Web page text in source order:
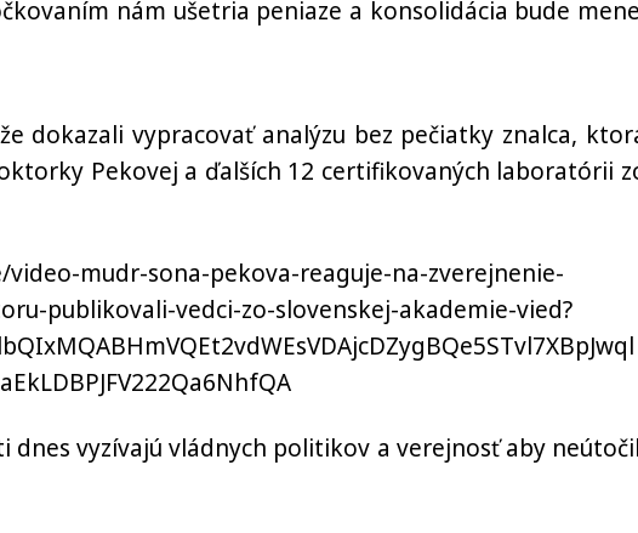
nám ušetria peniaze a konsolidácia bude
dokazali vypracovať analýzu bez pečiatky znalca,
Pekovej a ďalších 12 certifikovaných laboratórii
mudr-sona-pekova-reaguje-na-zverejnenie-
publikovali-vedci-zo-slovenskej-akademie-vied?
dnes vyzívajú vládnych politikov a verejnosť aby